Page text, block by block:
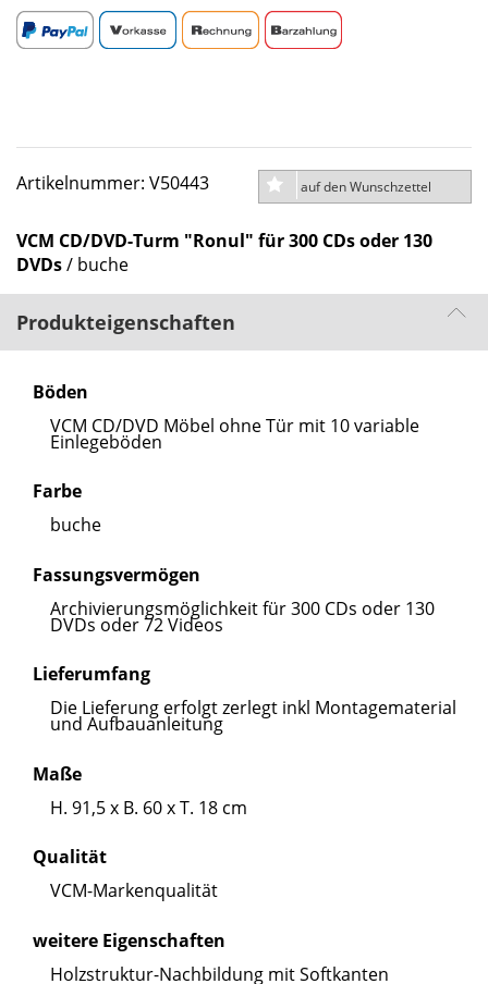
Artikelnummer: V50443 auf den Wunschzettel
VCM CD/DVD-Turm "Ronul" für 300 CDs oder 130
DVDs/ buche
Produkteigenschaften
Böden
VCM CD/DVD Möbel ohne Tür mit 10 variable
Einlegeböden
Farbe
buche
Fassungsvermögen
Archivierungsmöglichkeit für 300 CDs oder 130
DVDs oder 72 Videos
Lieferumfang
Die Lieferung erfolgt zerlegt inkl Montagematerial
und Aufbauanleitung
Maße
H. 91,5 x B. 60 x T. 18 cm
Qualität
VCM-Markenqualität
weitere Eigenschaften
Holzstruktur-Nachbildung mit Softkanten